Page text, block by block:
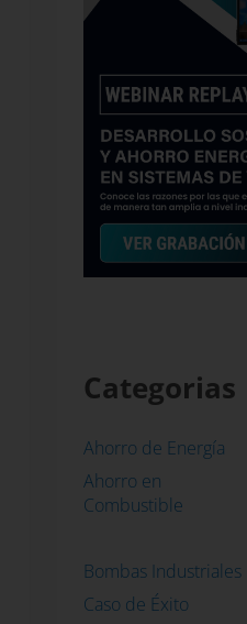
Categorias
Ahorro de Energía
Ahorro en
Combustible
Bombas Industriales
Caso de Éxito